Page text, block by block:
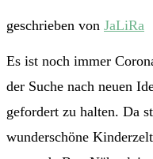
geschrieben von JaLiRa
Es ist noch immer
der Suche nach neuen
gefordert zu halten. Da
wunderschöne